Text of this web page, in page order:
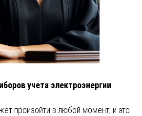
учета электроэнергии
произойти в любой момент, и это